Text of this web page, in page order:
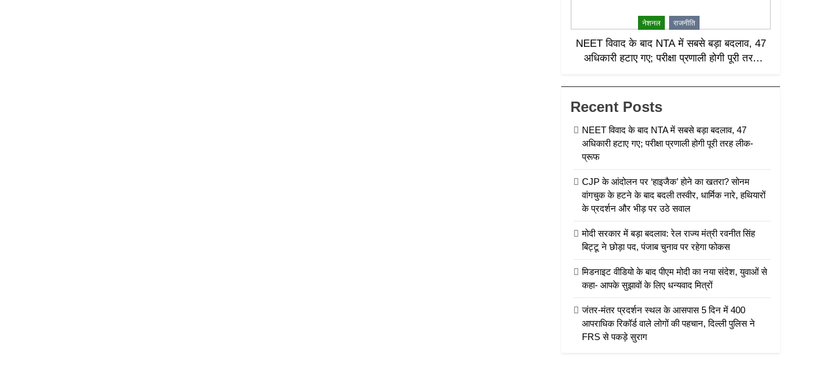
नेशनल राजनीति
NEET विवाद के बाद NTA में सबसे बड़ा बदलाव, 47
अधिकारी हटाए गए; परीक्षा प्रणाली होगी पूरी तरह
Recent Posts
NEET विवाद के बाद NTA में सबसे बड़ा बदलाव, 47
अधिकारी हटाए गए; परीक्षा प्रणाली होगी पूरी तरह लीक-
प्रूफ
CJP के आंदोलन पर ‘हाइजैक’ होने का खतरा? सोनम
वांगचुक के हटने के बाद बदली तस्वीर, धार्मिक नारे, हथियारों
के प्रदर्शन और भीड़ पर उठे सवाल
मोदी सरकार में बड़ा बदलाव: रेल राज्य मंत्री रवनीत सिंह
बिट्टू ने छोड़ा पद, पंजाब चुनाव पर रहेगा फोकस
मिडनाइट वीडियो के बाद पीएम मोदी का नया संदेश, युवाओं से
कहा- आपके सुझावों के लिए धन्यवाद मित्रों
जंतर-मंतर प्रदर्शन स्थल के आसपास 5 दिन में 400
आपराधिक रिकॉर्ड वाले लोगों की पहचान, दिल्ली पुलिस ने
FRS से पकड़े सुराग